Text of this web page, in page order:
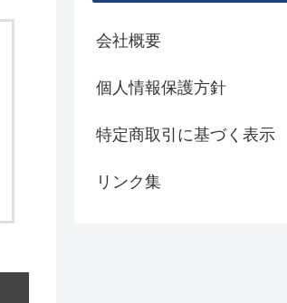
会社概要
個人情報保護方針
特定商取引に基づく表示
リンク集